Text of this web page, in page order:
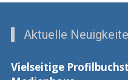
Aktuelle
Vielseitige